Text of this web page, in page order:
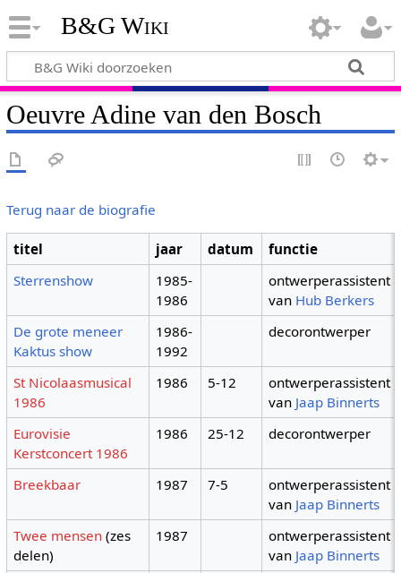
B&G Wiki
Oeuvre Adine van den Bosch
Terug naar de biografie
titel jaar datum
functie
Sterrenshow
1985-
1986
ontwerperassistent
van Hub Berkers
De grote meneer
Kaktus show
1986-
1992
decorontwerper
St Nicolaasmusical
1986
1986 5-12
ontwerperassistent
van Jaap Binnerts
Eurovisie
Kerstconcert 1986
1986 25-12 decorontwerper
Breekbaar 1987 7-5
ontwerperassistent
van Jaap Binnerts
Twee mensen (zes
delen)
1987
ontwerperassistent
van Jaap Binnerts